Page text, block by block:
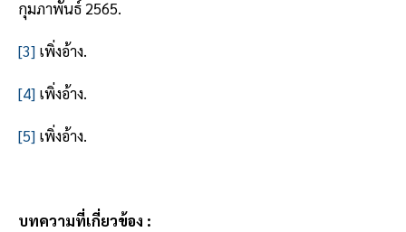
กุมภาพันธ์ 2565.
[3] เพิ่งอ้าง.
[4] เพิ่งอ้าง.
[5] เพิ่งอ้าง.
บทความที่เกี่ยวข้อง :